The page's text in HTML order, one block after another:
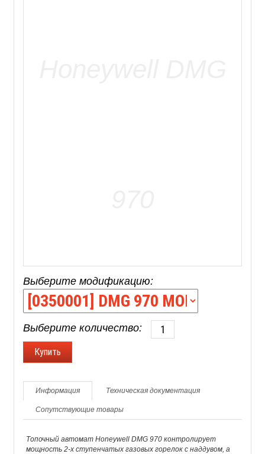
Выберите модификацию:
Выберите количество:
Информация Техническая документация
Сопутствующие товары
Топочный автомат Honeywell DMG 970 контролирует
мощность 2-х ступенчатых газовых горелок с наддувом, а